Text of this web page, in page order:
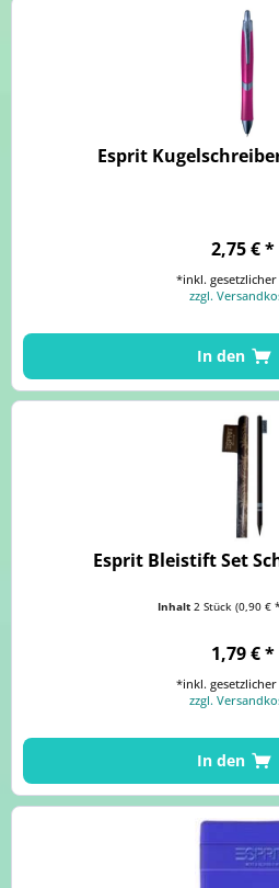
Esprit
2,75 € *
*inkl. gesetzlicher
zzgl.
In den
Esprit Bleistift Set
Inhalt 2 Stück (0,90 €
1,79 € *
*inkl. gesetzlicher
zzgl.
In den